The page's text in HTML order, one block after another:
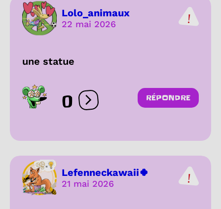
Lolo_animaux
22 mai 2026
une statue
0 Ouvrir les réactions
RÉPONDRE
Lefenneckawaii🍀
21 mai 2026